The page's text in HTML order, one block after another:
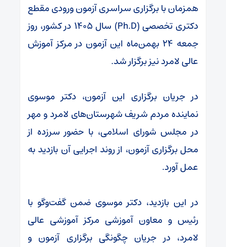
همزمان با برگزاری سراسری آزمون ورودی مقطع
دکتری تخصصی (Ph.D) سال ۱۴۰۵ در کشور، روز
جمعه ۲۴ بهمن‌ماه این آزمون در مرکز آموزش
عالی لامرد نیز برگزار شد.
در جریان برگزاری این آزمون، دکتر موسوی
نماینده مردم شریف شهرستان‌های لامرد و مهر
در مجلس شورای اسلامی، با حضور سرزده از
محل برگزاری آزمون، از روند اجرایی آن بازدید به
عمل آورد.
در این بازدید، دکتر موسوی ضمن گفت‌وگو با
رئیس و معاون آموزشی مرکز آموزشی عالی
لامرد، در جریان چگونگی برگزاری آزمون و